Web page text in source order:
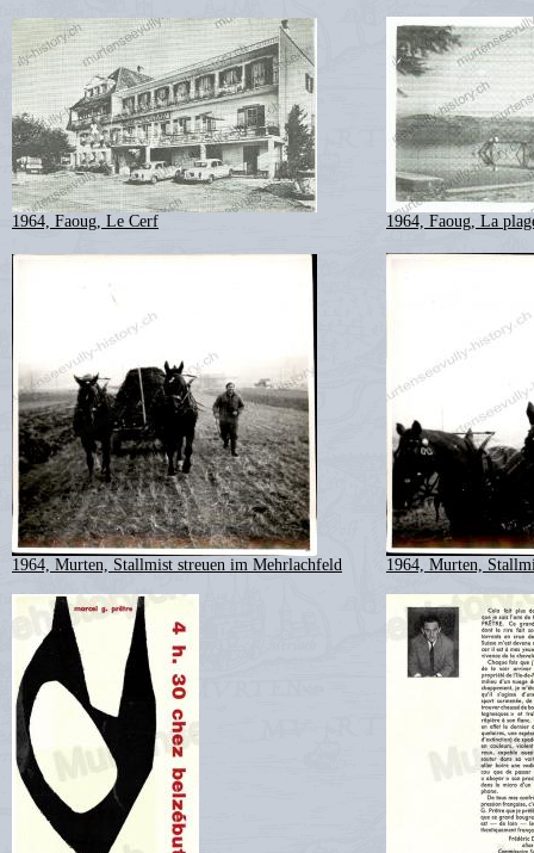
1964, Faoug, Le Cerf 1964, Faoug, La
1964, Murten, Stallmist streuen im Mehrlachfeld 1964, Murten,